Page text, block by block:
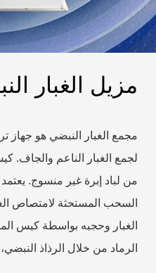
مزيل الغبار
مجمع الغبار النبضي هو جهاز
لجمع الغبار الناعم
من لباد إبرة غير منسوج.
السحب المستحثة لامتصاص
الغبار وحجبه بواسطة كيس
الرماد من خلال الرذاذ النبضي،